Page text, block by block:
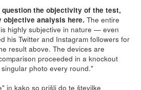
question the objectivity of the test,
objective analysis here. The entire
highly subjective in nature — even
his Twitter and Instagram followers for
result above. The devices are
proceeded in a knockout
photo every round."
in kako so prišli do te številke